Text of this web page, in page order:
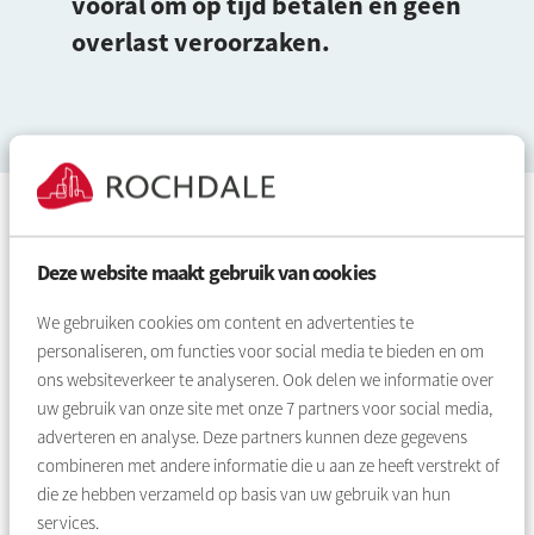
Deze website maakt gebruik van cookies
We gebruiken cookies om content en advertenties te
personaliseren, om functies voor social media te bieden en om
ons websiteverkeer te analyseren. Ook delen we informatie over
uw gebruik van onze site met onze7 partners voor social media,
adverteren en analyse. Deze partners kunnen deze gegevens
combineren met andere informatie die u aan ze heeft verstrekt of
die ze hebben verzameld op basis van uw gebruik van hun
services.
overlast veroorzaken.
Hoe ontvang ik mijn
verhuurdersverklaring?
Digitaal
Wij zetten de verhuurdersverklaring klaar in uw postvak
vanMijn Rochdale. U kunt deze dan printen of opslaan en
doorsturen.
Post
Wij sturen uw verhuurdersverklaring naar het bij ons
bekende correspondentieadres. Houd er rekening mee
dat de post even onderweg kan zijn.